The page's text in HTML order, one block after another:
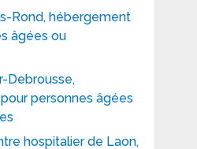
Rond, hébergement
âgées ou
Debrousse,
personnes âgées
hospitalier de Laon,